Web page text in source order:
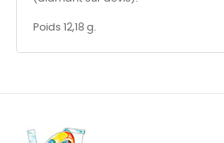
Poids 12,18 g.